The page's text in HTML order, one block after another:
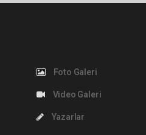
Foto Galeri
Video Galeri
Yazarlar